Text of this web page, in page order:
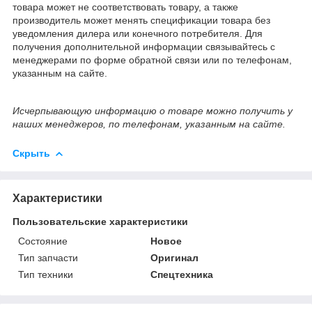
товара может не соответствовать товару, а также
производитель может менять спецификации товара без
уведомления дилера или конечного потребителя. Для
получения дополнительной информации связывайтесь с
менеджерами по форме обратной связи или по телефонам,
указанным на сайте.
Исчерпывающую информацию о товаре можно получить у
наших менеджеров, по телефонам, указанным на сайте.
Скрыть
Характеристики
Пользовательские характеристики
Состояние
Новое
Тип запчасти
Оригинал
Тип техники
Спецтехника